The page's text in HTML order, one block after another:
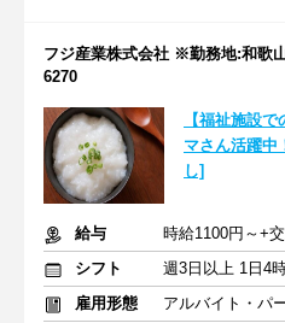
フジ産業株式会社 ※勤務地:和歌
6270
【福祉施設
マさん活躍
し]
給与
時給1100円～+
シフト
雇用形態
アルバイト・パ